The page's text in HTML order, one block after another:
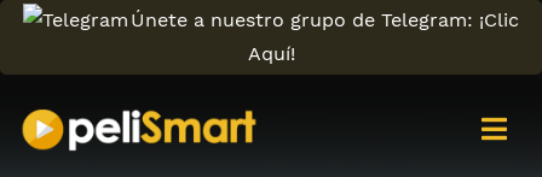
Únete a nuestro grupo de Telegram: ¡Clic
Aquí!